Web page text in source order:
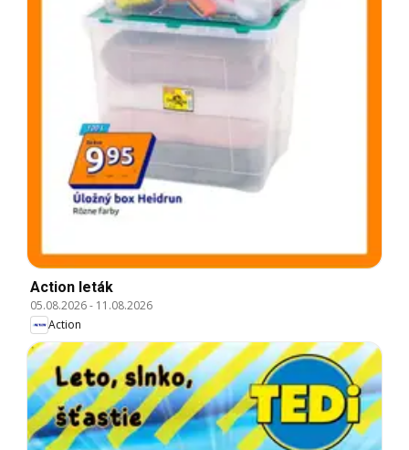
Action leták
05.08.2026- 11.08.2026
Action